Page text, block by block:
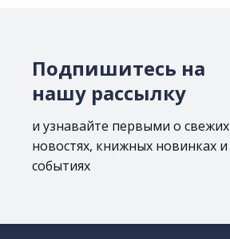
Подпишитесь на
нашу рассылку
и узнавайте первыми о свежих
новостях, книжных новинках и
событиях